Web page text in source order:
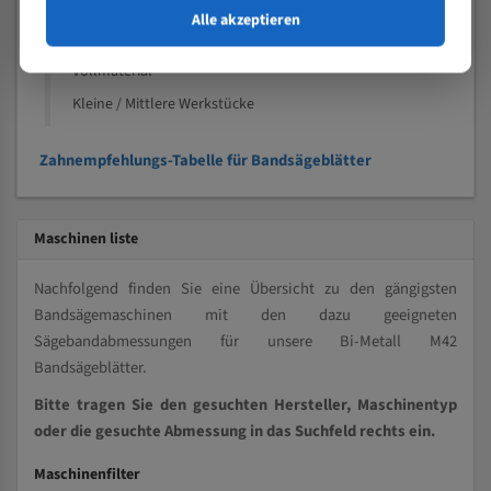
Speziell entwickelt für Profile / Rohre
Kleine und mittlere Profile / Kleine Durchmesser
Vollmaterial
Kleine / Mittlere Werkstücke
Zahnempfehlungs-Tabelle für Bandsägeblätter
Maschinen liste
Nachfolgend finden Sie eine Übersicht zu den gängigsten
Bandsägemaschinen mit den dazu geeigneten
Sägebandabmessungen für unsere Bi-Metall M42
Bandsägeblätter.
Bitte tragen Sie den gesuchten Hersteller, Maschinentyp
oder die gesuchte Abmessung in das Suchfeld rechts ein.
Maschinenfilter
Alle akzeptieren